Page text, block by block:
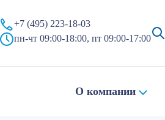
+7 (495) 223-18-03
пн-чт 09:00-18:00, пт 09:00-17:00
О компании